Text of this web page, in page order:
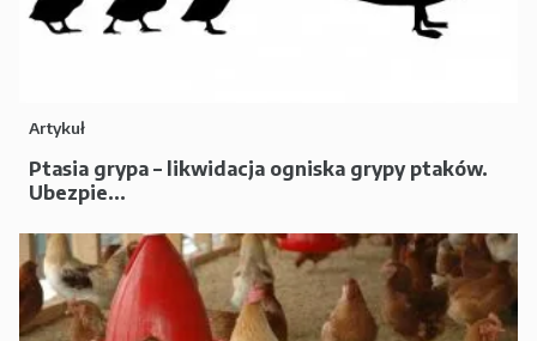
Artykuł
Ptasia grypa – likwidacja ogniska grypy ptaków.
Ubezpie...